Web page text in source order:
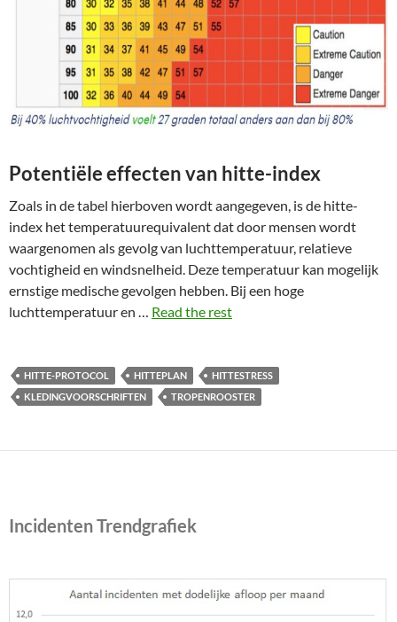
Potentiële effecten van hitte-index
Zoals in de tabel hierboven wordt aangegeven, is de hitte-
index het temperatuurequivalent dat door mensen wordt
waargenomen als gevolg van luchttemperatuur, relatieve
vochtigheid en windsnelheid. Deze temperatuur kan mogelijk
ernstige medische gevolgen hebben. Bij een hoge
luchttemperatuur en … Read the rest
HITTE-PROTOCOL HITTEPLAN
HITTESTRESS
KLEDINGVOORSCHRIFTEN
TROPENROOSTER
Incidenten Trendgrafiek